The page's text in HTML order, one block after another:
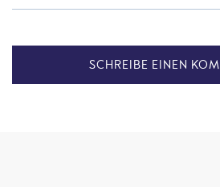
SCHREIBE EINEN